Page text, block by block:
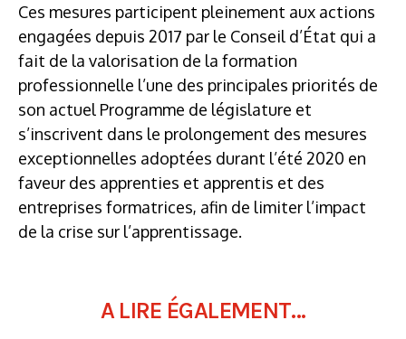
Ces mesures participent pleinement aux actions
engagées depuis 2017 par le Conseil d’État qui a
fait de la valorisation de la formation
professionnelle l’une des principales priorités de
son actuel Programme de législature et
s’inscrivent dans le prolongement des mesures
exceptionnelles adoptées durant l’été 2020 en
faveur des apprenties et apprentis et des
entreprises formatrices, afin de limiter l’impact
de la crise sur l’apprentissage.
A LIRE ÉGALEMENT...